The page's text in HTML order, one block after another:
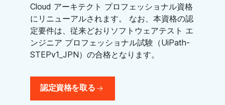
Cloud アーキテクト プロフェッショナル資格
にリニューアルされます。 なお、本資格の認
定要件は、従来どおりソフトウェアテスト エ
ンジニア プロフェッショナル試験（UiPath-
STEPv1 JPN）の合格となります。
認定資格を取る